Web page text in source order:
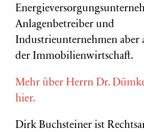
Anlagenbetreiber und
Industrieunternehmen aber
der Immobilienwirtschaft.
Mehr über Herrn Dr.
hier.
Dirk Buchsteiner ist